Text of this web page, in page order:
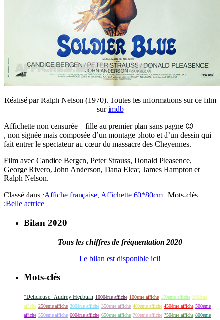
Réalisé par Ralph Nelson (1970). Toutes les informations sur ce film
surimdb
Affichette non censurée – fille au premier plan sans pagne 😉 –
, non signée mais composée d’un montage photo et d’un dessin qui
fait entrer le spectateur au cœur du massacre des Cheyennes.
Film avec Candice Bergen, Peter Strauss, Donald Pleasence,
George Rivero, John Anderson, Dana Elcar, James Hampton et
Ralph Nelson.
Classé dans :Affiche française, Affichette 60*80cm | Mots-clés
:Belle actrice
Bilan 2020
Tous les chiffres de fréquentation 2020
Le bilan est disponible ici!
Mots-clés
"Délicieuse" Audrey Hepburn 1000ème affiche 100ème affiche 150ème affiche 200ème
affiche 250ème affiche 300ème affiche 350ème affiche 400ème affiche 450ème affiche 500ème
affiche 550ème affiche 600ème affiche 650ème affiche 700ème affiche 750ème affiche 800ème